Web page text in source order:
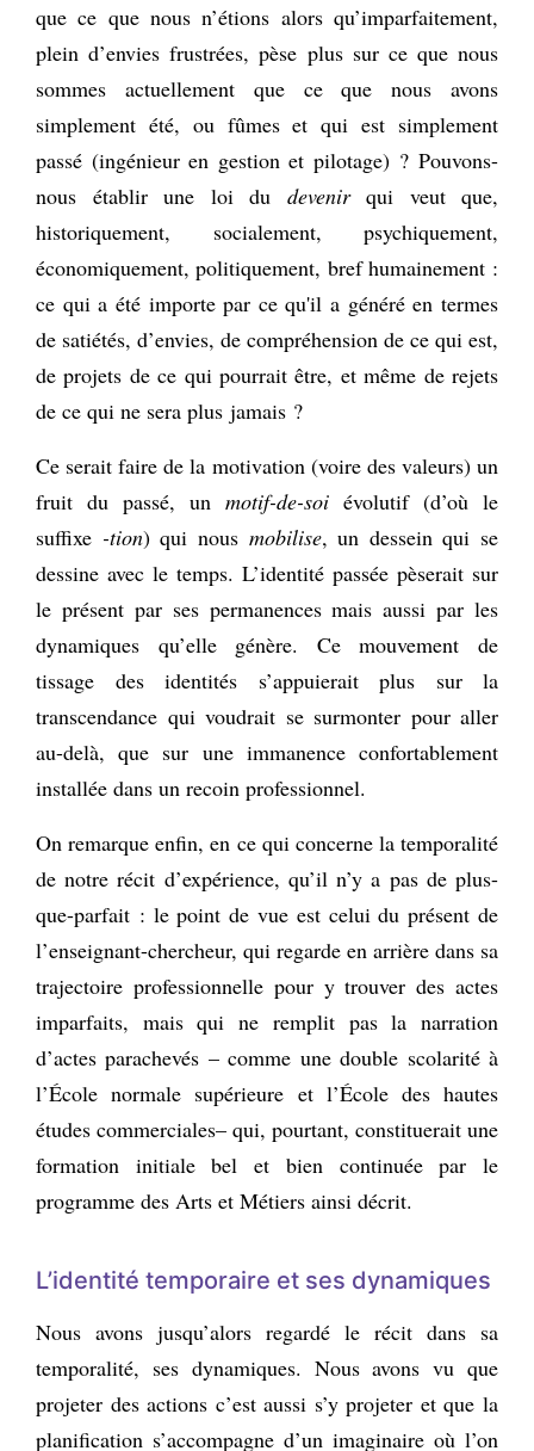
que ce que nous n’étions alors qu’imparfaitement,
plein d’envies frustrées, pèse plus sur ce que nous
sommes actuellement que ce que nous avons
simplement été, ou fûmes et qui est simplement
passé (ingénieur en gestion et pilotage) ? Pouvons-
nous établir une loi du devenirqui veut que,
historiquement, socialement, psychiquement,
économiquement, politiquement, bref humainement :
ce qui a été importe par ce qu'il a généré en termes
de satiétés, d’envies, de compréhension de ce qui est,
de projets de ce qui pourrait être, et même de rejets
de ce qui ne sera plus jamais ?
Ce serait faire de la motivation (voire des valeurs) un
fruit du passé, un motif-de-soi évolutif (d’où le
suffixe -tion) qui nous mobilise, un dessein qui se
dessine avec le temps. L’identité passée pèserait sur
le présent par ses permanences mais aussi par les
dynamiques qu’elle génère. Ce mouvement de
tissage des identités s’appuierait plus sur la
transcendance qui voudrait se surmonter pour aller
au-delà, que sur une immanence confortablement
installée dans un recoin professionnel.
On remarque enfin, en ce qui concerne la temporalité
de notre récit d’expérience, qu’il n’y a pas de plus-
que-parfait : le point de vue est celui du présent de
l’enseignant-chercheur, qui regarde en arrière dans sa
trajectoire professionnelle pour y trouver des actes
imparfaits, mais qui ne remplit pas la narration
d’actes parachevés – comme une double scolarité à
l’École normale supérieure et l’École des hautes
études commerciales– qui, pourtant, constituerait une
formation initiale bel et bien continuée par le
programme des Arts et Métiers ainsi décrit.
L’identité temporaire et ses dynamiques
Nous avons jusqu’alors regardé le récit dans sa
temporalité, ses dynamiques. Nous avons vu que
projeter des actions c’est aussi s’y projeter et que la
planification s’accompagne d’un imaginaire où l’on